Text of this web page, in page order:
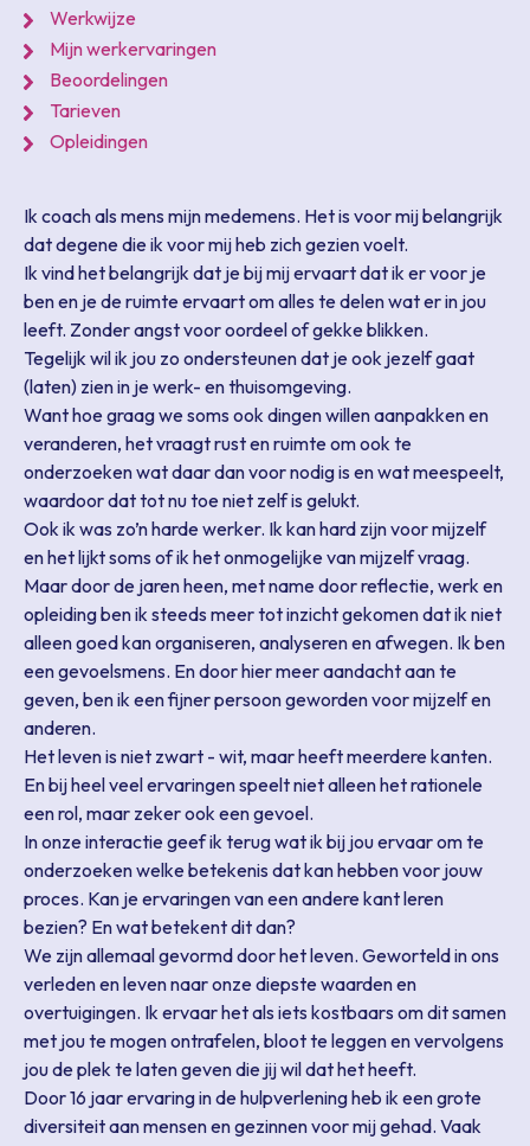
Werkwijze
Mijn werkervaringen
Beoordelingen
Tarieven
Opleidingen
Ik coach als mens mijn medemens. Het is voor mij belangrijk
dat degene die ik voor mij heb zich gezien voelt.
Ik vind het belangrijk dat je bij mij ervaart dat ik er voor je
ben en je de ruimte ervaart om alles te delen wat er in jou
leeft. Zonder angst voor oordeel of gekke blikken.
Tegelijk wil ik jou zo ondersteunen dat je ook jezelf gaat
(laten) zien in je werk- en thuisomgeving.
Want hoe graag we soms ook dingen willen aanpakken en
veranderen, het vraagt rust en ruimte om ook te
onderzoeken wat daar dan voor nodig is en wat meespeelt,
waardoor dat tot nu toe niet zelf is gelukt.
Ook ik was zo’n harde werker. Ik kan hard zijn voor mijzelf
en het lijkt soms of ik het onmogelijke van mijzelf vraag.
Maar door de jaren heen, met name door reflectie, werk en
opleiding ben ik steeds meer tot inzicht gekomen dat ik niet
alleen goed kan organiseren, analyseren en afwegen. Ik ben
een gevoelsmens. En door hier meer aandacht aan te
geven, ben ik een fijner persoon geworden voor mijzelf en
anderen.
Het leven is niet zwart - wit, maar heeft meerdere kanten.
En bij heel veel ervaringen speelt niet alleen het rationele
een rol, maar zeker ook een gevoel.
In onze interactie geef ik terug wat ik bij jou ervaar om te
onderzoeken welke betekenis dat kan hebben voor jouw
proces. Kan je ervaringen van een andere kant leren
bezien? En wat betekent dit dan?
We zijn allemaal gevormd door het leven. Geworteld in ons
verleden en leven naar onze diepste waarden en
overtuigingen. Ik ervaar het als iets kostbaars om dit samen
met jou te mogen ontrafelen, bloot te leggen en vervolgens
jou de plek te laten geven die jij wil dat het heeft.
Door 16 jaar ervaring in de hulpverlening heb ik een grote
diversiteit aan mensen en gezinnen voor mij gehad. Vaak